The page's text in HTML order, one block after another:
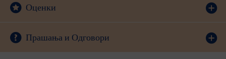
Оценки
Прашања и Одговори